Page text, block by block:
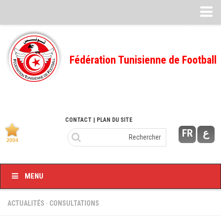
Feuille de match
FMI – 2022/2023
Ligue I – 2022/2023
Ligue I – 2020/2021
Ligue I – 2019/2020
Feuilles de match 2018/2019
Fédération Tunisienne de Football
FR ع
CONTACT | PLAN DU SITE
MENU
ACTUALITÉS · CONSULTATIONS